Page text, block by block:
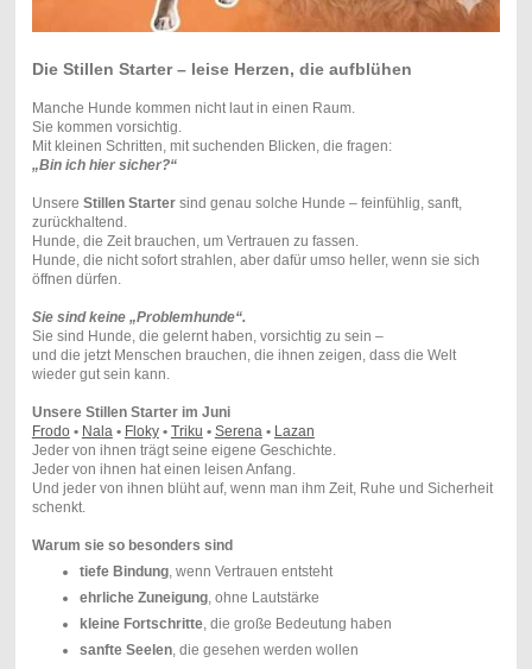
Die Stillen Starter – leise Herzen, die aufblühen
Manche Hunde kommen nicht laut in einen Raum.
Sie kommen vorsichtig.
Mit kleinen Schritten, mit suchenden Blicken, die fragen:
„Bin ich hier sicher?“
Unsere Stillen Startersind genau solche Hunde – feinfühlig, sanft,
zurückhaltend.
Hunde, die Zeit brauchen, um Vertrauen zu fassen.
Hunde, die nicht sofort strahlen, aber dafür umso heller, wenn sie sich
öffnen dürfen.
Sie sind keine „Problemhunde“.
Sie sind Hunde, die gelernt haben, vorsichtig zu sein –
und die jetzt Menschen brauchen, die ihnen zeigen, dass die Welt
wieder gut sein kann.
Unsere Stillen Starter im Juni
Frodo• Nala• Floky• Triku • Serena• Lazan
Jeder von ihnen trägt seine eigene Geschichte.
Jeder von ihnen hat einen leisen Anfang.
Und jeder von ihnen blüht auf, wenn man ihm Zeit, Ruhe und Sicherheit
schenkt.
Warum sie so besonders sind
tiefe Bindung, wenn Vertrauen entsteht
ehrliche Zuneigung, ohne Lautstärke
kleine Fortschritte, die große Bedeutung haben
sanfte Seelen, die gesehen werden wollen